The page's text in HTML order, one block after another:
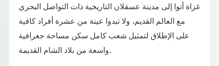
غزاة أتوا إلى مدينة عسقلان التاريخية ذات التواصل البحري
مع العالم القديم، ولا تبدوا عينة من عشرة أفراد كافية
على الإطلاق لتمثيل شعب كامل سكن مساحة جغرافية
واسعة من بلاد الشام القديمة.